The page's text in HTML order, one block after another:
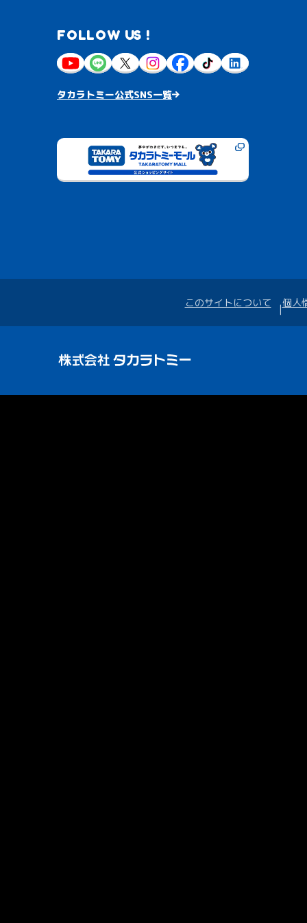
FOLLOW US !
タカラトミー公式SNS一覧
このサイトについて 個人